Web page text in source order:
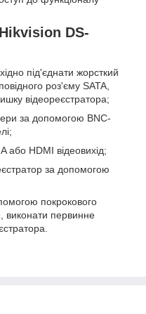
DS-
під'єднати жорсткий
роз'єму SATA,
відеореєстратора;
за допомогою BNC-
або HDMI відеовихід;
за допомогою
покрокового
виконати первинне